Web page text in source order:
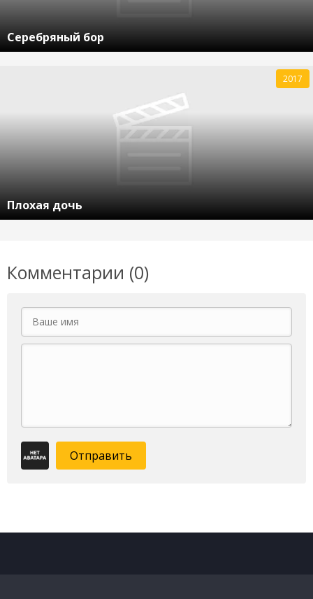
Серебряный бор
Плохая дочь
2017
Комментарии (0)
Отправить